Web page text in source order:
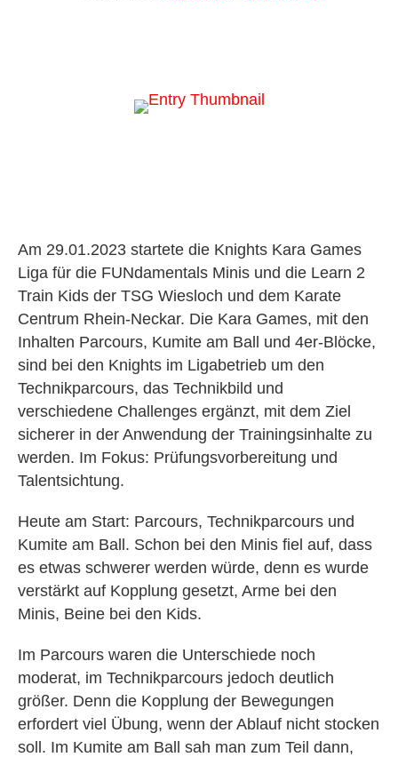
Am 29.01.2023 startete die Knights Kara Games
Liga für die FUNdamentals Minis und die Learn 2
Train Kids der TSG Wiesloch und dem Karate
Centrum Rhein-Neckar. Die Kara Games, mit den
Inhalten Parcours, Kumite am Ball und 4er-Blöcke,
sind bei den Knights im Ligabetrieb um den
Technikparcours, das Technikbild und
verschiedene Challenges ergänzt, mit dem Ziel
sicherer in der Anwendung der Trainingsinhalte zu
werden. Im Fokus: Prüfungsvorbereitung und
Talentsichtung.
Heute am Start: Parcours, Technikparcours und
Kumite am Ball. Schon bei den Minis fiel auf, dass
es etwas schwerer werden würde, denn es wurde
verstärkt auf Kopplung gesetzt, Arme bei den
Minis, Beine bei den Kids.
Im Parcours waren die Unterschiede noch
moderat, im Technikparcours jedoch deutlich
größer. Denn die Kopplung der Bewegungen
erfordert viel Übung, wenn der Ablauf nicht stocken
soll. Im Kumite am Ball sah man zum Teil dann,